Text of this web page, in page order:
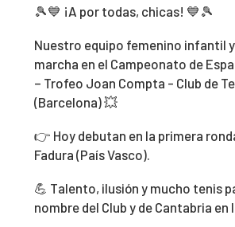
🎾💙 ¡A por todas, chicas! 💙🎾
Nuestro equipo femenino infantil
marcha en el Campeonato de
– Trofeo Joan Compta - Club de
(Barcelona) 💥
👉 Hoy debutan en la primera
Fadura (País Vasco).
💪 Talento, ilusión y mucho tenis
nombre del Club y de Cantabria en